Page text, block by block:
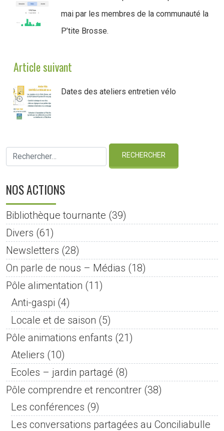
mai par les membres de la communauté la
P’tite Brosse.
Article suivant
Dates des ateliers entretien vélo
NOS ACTIONS
Bibliothèque tournante (39)
Divers (61)
Newsletters (28)
On parle de nous – Médias (18)
Pôle alimentation (11)
Anti-gaspi (4)
Locale et de saison (5)
Pôle animations enfants (21)
Ateliers (10)
Ecoles – jardin partagé (8)
Pôle comprendre et rencontrer (38)
Les conférences (9)
Les conversations partagées au Conciliabulle